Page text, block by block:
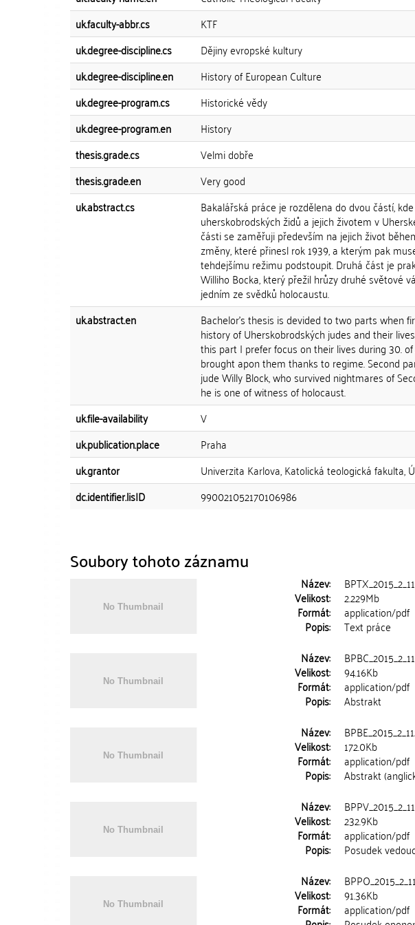
uk.faculty-abbr.cs
KTF
uk.degree-discipline.cs
Dějiny evropské kultury
uk.degree-discipline.en
History of European Culture
uk.degree-program.cs
Historické vědy
uk.degree-program.en
History
thesis.grade.cs
Velmi dobře
thesis.grade.en
Very good
uk.abstract.cs
Bakalářská práce je rozdělena do dvou částí,
uherskobrodských židů a jejich životem v
části se zaměřuji především na jejich život
změny, které přinesl rok 1939, a kterým pak
tehdejšímu režimu podstoupit. Druhá část je
Williho Bocka, který přežil hrůzy druhé světové
jedním ze svědků holocaustu.
uk.abstract.en Bachelor's thesis is devided to two parts when
history of Uherskobrodských judes and their
this part I prefer focus on their lives during 30.
brought apon them thanks to regime. Second
jude Willy Block, who survived nightmares of
he is one of witness of holocaust.
uk.file-availability
V
uk.publication.place
Praha
uk.grantor
Univerzita Karlova, Katolická teologická fakulta,
dc.identifier.lisID
990021052170106986
Soubory tohoto záznamu
Název:
Velikost: 2.229Mb
Formát: application/pdf
Popis: Text práce
Název:
Velikost: 94.16Kb
Formát: application/pdf
Popis: Abstrakt
Název:
Velikost: 172.0Kb
Formát: application/pdf
Popis: Abstrakt
Název:
Velikost: 232.9Kb
Formát: application/pdf
Popis: Posudek
Název:
Velikost: 91.36Kb
Formát: application/pdf